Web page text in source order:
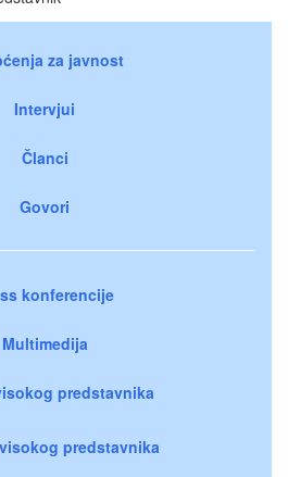
za javnost
Intervjui
Članci
Govori
konferencije
Multimedija
predstavnika
predstavnika